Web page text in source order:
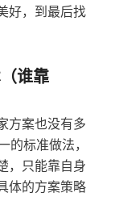
好，到最后找
谁靠
方案也没有多
标准做法，
，只能靠自身
体的方案策略